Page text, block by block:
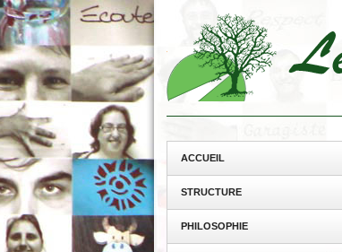
ACCUEIL
STRUCTURE
PHILOSOPHIE